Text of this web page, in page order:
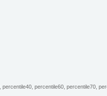
percentile60, percentile70,